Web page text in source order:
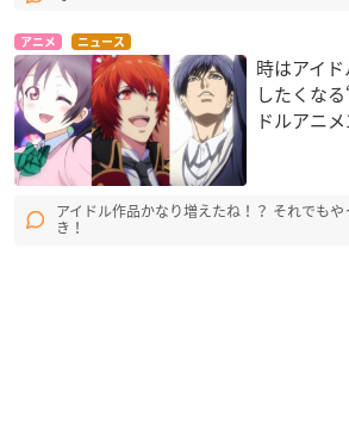
アニメ ニュース
時はアイ
したくな
ドルアニメ
アイドル作品かなり増えたね！？ それでも
き！